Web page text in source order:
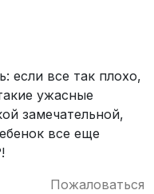
если все так плохо,
ужасные
замечательной,
все еще
Пожаловаться